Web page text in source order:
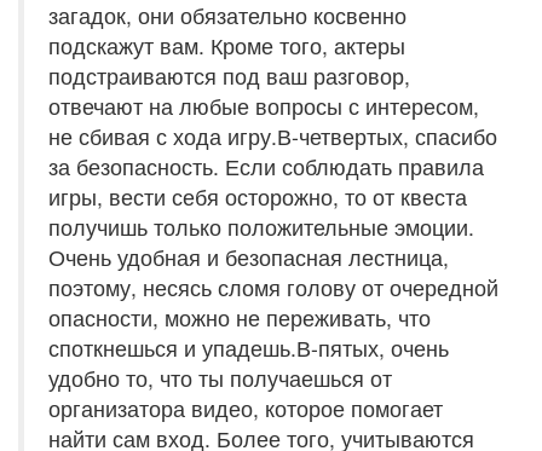
загадок, они обязательно косвенно
подскажут вам. Кроме того, актеры
подстраиваются под ваш разговор,
отвечают на любые вопросы с интересом,
не сбивая с хода игру.В-четвертых, спасибо
за безопасность. Если соблюдать правила
игры, вести себя осторожно, то от квеста
получишь только положительные эмоции.
Очень удобная и безопасная лестница,
поэтому, несясь сломя голову от очередной
опасности, можно не переживать, что
споткнешься и упадешь.В-пятых, очень
удобно то, что ты получаешься от
организатора видео, которое помогает
найти сам вход. Более того, учитываются